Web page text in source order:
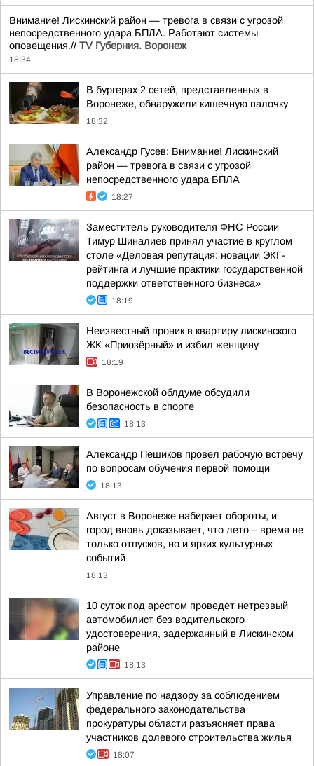
Внимание! Лискинский район — тревога в связи с угрозой
непосредственного удара БПЛА. Работают системы
оповещения.// TV Губерния. Воронеж
18:34
В бургерах 2 сетей, представленных в
Воронеже, обнаружили кишечную палочку
18:32
Александр Гусев: Внимание! Лискинский
район — тревога в связи с угрозой
непосредственного удара БПЛА
18:27
Заместитель руководителя ФНС России
Тимур Шиналиев принял участие в круглом
столе «Деловая репутация: новации ЭКГ-
рейтинга и лучшие практики государственной
поддержки ответственного бизнеса»
18:19
Неизвестный проник в квартиру лискинского
ЖК «Приозёрный» и избил женщину
18:19
В Воронежской облдуме обсудили
безопасность в спорте
18:13
Александр Пешиков провел рабочую встречу
по вопросам обучения первой помощи
18:13
Август в Воронеже набирает обороты, и
город вновь доказывает, что лето – время не
только отпусков, но и ярких культурных
событий
18:13
10 суток под арестом проведёт нетрезвый
автомобилист без водительского
удостоверения, задержанный в Лискинском
районе
18:13
Управление по надзору за соблюдением
федерального законодательства
прокуратуры области разъясняет права
участников долевого строительства жилья
18:07